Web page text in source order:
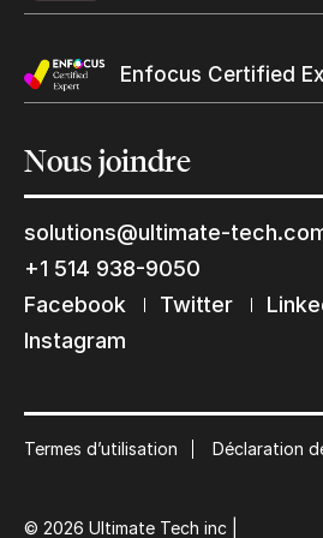
Yes, send me Ultimate’s
Enfocus Certified
Nousjoindre
solutions@ultimate-
+1 514 938-9050
Facebook
Twitter
Instagram
Termes d’utilisation Déclaration
© 2026 Ultimate Tech inc |
Restons en
Abonnez-vous à notre